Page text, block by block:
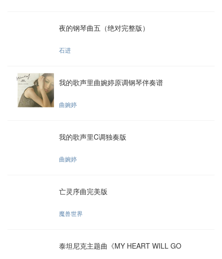
夜的钢琴曲五（绝对完整版）
石进
我的歌声里曲婉婷原调钢琴伴奏谱
曲婉婷
我的歌声里C调独奏版
曲婉婷
亡灵序曲完美版
魔兽世界
泰坦尼克主题曲《MY HEART WILL GO